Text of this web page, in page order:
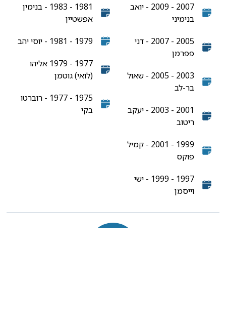
2007 - 2009 - יואב
בנימיני
2005 - 2007 - דני
פפרמן
2003 - 2005 - שאול
בר-לב
2001 - 2003 - יעקב
ריטוב
1999 - 2001 - קמיל
פוקס
1997 - 1999 - ישי
וייסמן
1981 - 1983 - בנימין
אפשטיין
1979 - 1981 - יוסי יהב
1977 - 1979 אליהו
(לואי) גוטמן
1975 - 1977 - רוברטו
בקי